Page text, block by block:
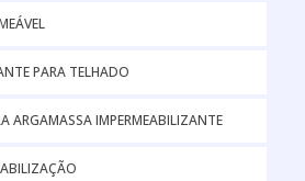
PARA TELHADO
ARGAMASSA IMPERMEABILIZANTE